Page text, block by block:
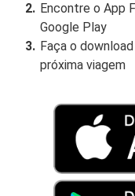
Encontre o App
Google Play
Faça o
próxima viagem